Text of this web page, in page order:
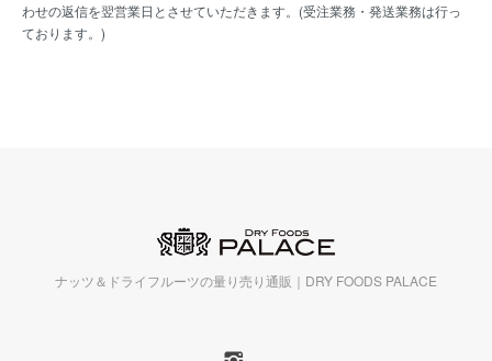
わせの返信を翌営業日とさせていただきます。(受注業務・発送業務は行っ
ております。)
ナッツ＆ドライフルーツの量り売り通販｜DRY FOODS PALACE